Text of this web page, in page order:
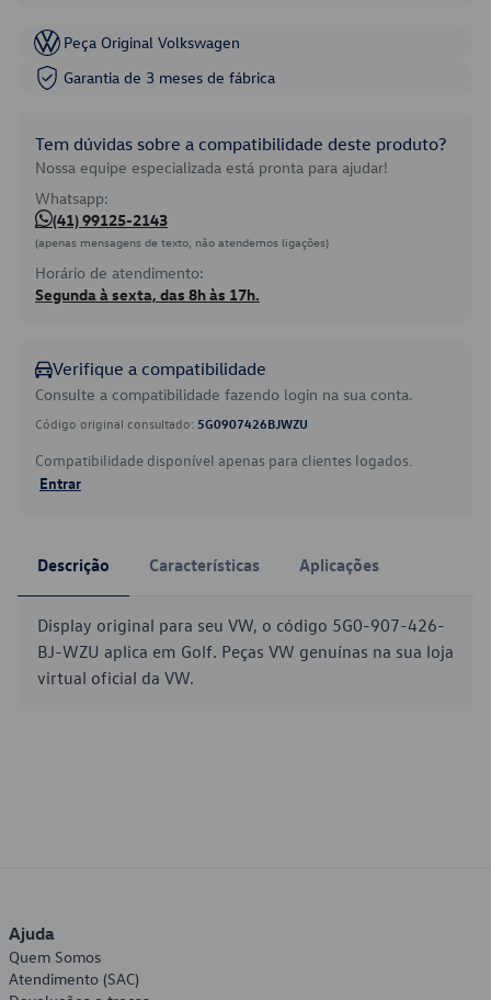
Peça Original Volkswagen
Garantia de 3 meses de fábrica
Tem dúvidas sobre a compatibilidade deste produto?
Nossa equipe especializada está pronta para ajudar!
Whatsapp:
(41) 99125-2143
(apenas mensagens de texto, não atendemos ligações)
Horário de atendimento:
Segunda à sexta, das 8h às 17h.
Verifique a compatibilidade
Consulte a compatibilidade fazendo login na sua conta.
Código original consultado: 5G0907426BJWZU
Compatibilidade disponível apenas para clientes logados.
Entrar
Descrição Características Aplicações
Display original para seu VW, o código 5G0-907-426-
BJ-WZU aplica em Golf. Peças VW genuínas na sua loja
virtual oficial da VW.
Ajuda
Quem Somos
Atendimento (SAC)